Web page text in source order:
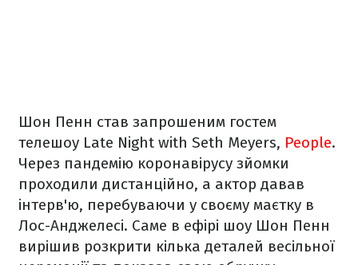
Шон Пенн став запрошеним гостем
телешоу Late Night with Seth Meyers, People.
Через пандемію коронавірусу зйомки
проходили дистанційно, а актор давав
інтерв'ю, перебуваючи у своєму маєтку в
Лос-Анджелесі. Саме в ефірі шоу Шон Пенн
вирішив розкрити кілька деталей весільної